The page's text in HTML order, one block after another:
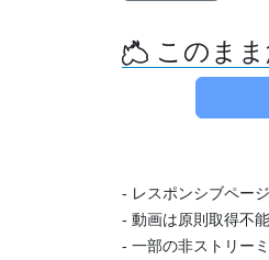
このま
- レスポンシブペー
- 動画は原則取得不能
- 一部の非ストリー